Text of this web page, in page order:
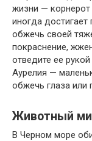
жизни — корнерот
иногда
обжечь своей
покраснение,
отведите ее
Аурелия —
обжечь глаза или
Животный
В Черном море